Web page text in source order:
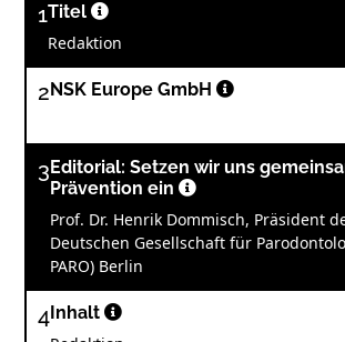
1Titel
Redaktion
2 NSK Europe GmbH
3 Editorial: Setzen wir uns
Prävention ein
Prof. Dr. Henrik Dommisch, Präsident
Deutschen Gesellschaft für
PARO) Berlin
4 Inhalt